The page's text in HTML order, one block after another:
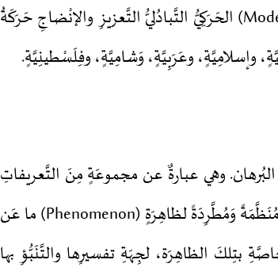
السَّليمَة، وأُنْموذَجُها (Model) الحَرَكِيُّ التَّبادُليُّ التَّعزيزِ والإنْضاجِ حَرَكَةُ
وإسلامِيَّةٍ، وعَرَبِيَّةٍ، وَشامِيَّةٍ، وفِلَسْطينِيَّةٍ.
وهي عبارةٌ عن مجموعَةٍ مِنَ التَّعريفاتِ
والحَقائِقَ والمَفاهيمَ والتَّصَوُّراتِ؛ التي تُعطينا نَظْرَةً مُنَظَّمَةً وَمُطَّرِدَةً لظاهِرَةٍ (Phenomenon) ما عَن
بتِلكَ الظاهِرَة، لجِهَةِ تفسيرِها والتَّنَبُّؤِ بها